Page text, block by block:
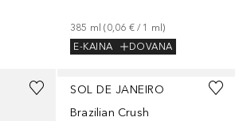
385 ml (0,06 € / 1 ml)
E-KAINA
DOVANA
SOL DE JANEIRO
Brazilian Crush